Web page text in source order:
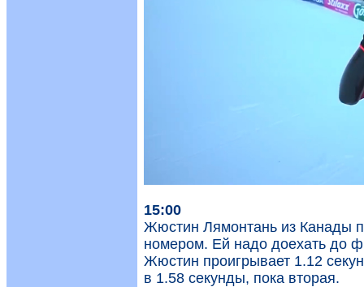
15:00
Жюстин Лямонтань из Канады
номером. Ей надо доехать до
Жюстин проигрывает 1.12
в 1.58 секунды, пока вторая.